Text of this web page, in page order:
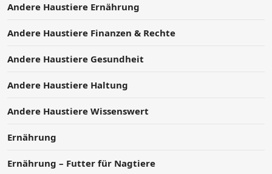
Andere Haustiere Ernährung
Andere Haustiere Finanzen & Rechte
Andere Haustiere Gesundheit
Andere Haustiere Haltung
Andere Haustiere Wissenswert
Ernährung
Ernährung – Futter für Nagtiere